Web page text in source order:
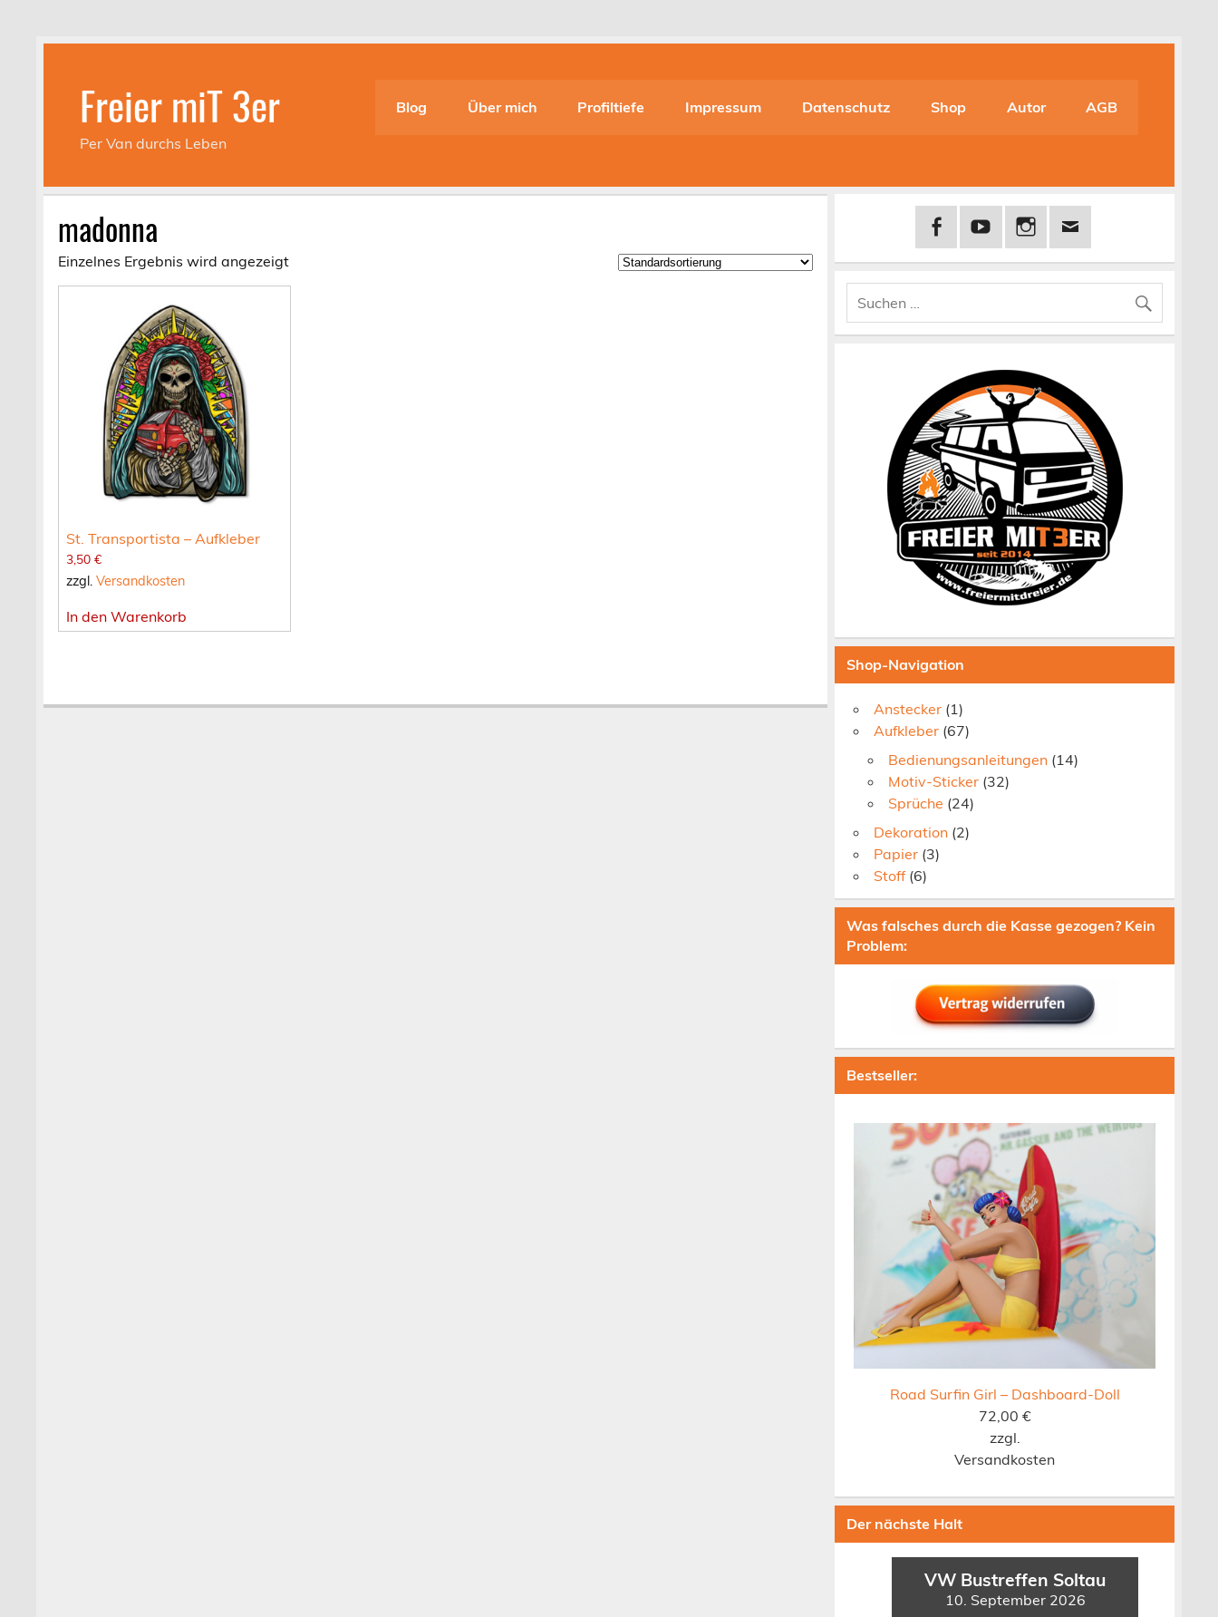
Freier miT 3er
Per Van durchs Leben
Blog Über mich Profiltiefe Impressum Datenschutz Shop Autor AGB
madonna
Einzelnes Ergebnis wird angezeigt
St. Transportista – Aufkleber
3,50€
zzgl.Versandkosten
In den Warenkorb
Shop-Navigation
Anstecker (1)
Aufkleber (67)
Bedienungsanleitungen (14)
Motiv-Sticker (32)
Sprüche (24)
Dekoration (2)
Papier (3)
Stoff (6)
Was falsches durch die Kasse gezogen? Kein
Problem:
Bestseller:
Road Surfin Girl – Dashboard-Doll
72,00 €
zzgl.
Versandkosten
Der nächste Halt
VW Bustreffen Soltau
10. September 2026